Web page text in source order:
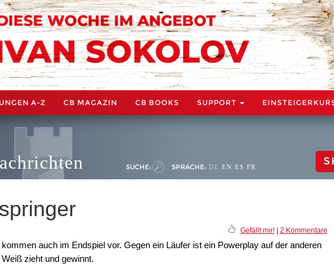
A-Z CB MAGAZIN CB BOOKS SUPPORT
SUCHE: SPRACHE: DE EN ES FR
Gefällt mir!| 2 Kommentare
auch im Endspiel vor. Gegen ein Läufer ist ein Powerplay auf der anderen
zieht und gewinnt.